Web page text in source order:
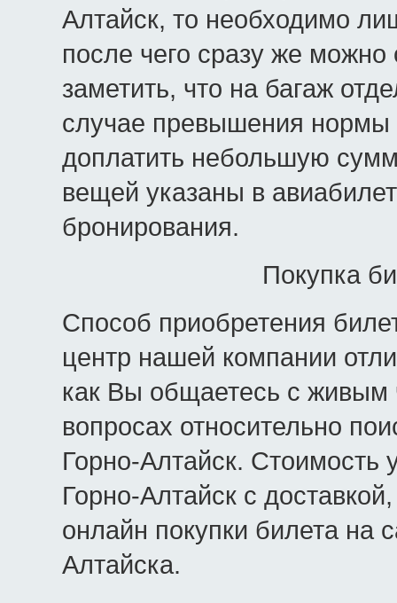
Алтайск, то необходимо
после чего сразу же можно
заметить, что на багаж
случае превышения нормы
доплатить небольшую
вещей указаны в
бронирования.
Покупка
Способ приобретения
центр нашей компании
как Вы общаетесь с
вопросах относительно
Горно-Алтайск. Стоимость
Горно-Алтайск с
онлайн покупки билета на
Алтайска.